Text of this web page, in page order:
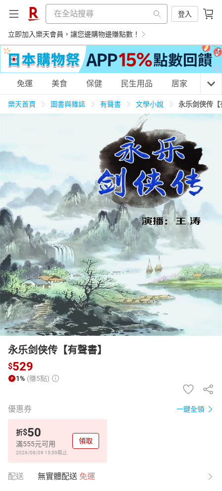
登入
立即加入樂天會員，讓您邊購物邊賺點數！
購物網分類
養生保健 民生用品
運動休閒 親子玩具
男裝 化妝保養 情趣用品
日本購物 電子/紙本書
HOT
免運 美食 保健 民生用品 居家 3C
樂天首頁 圖書與雜誌 有聲書 文學小說 永乐剑侠传【
永乐剑侠传【有聲書】
$529
1% (賺5點)
優惠券 一鍵全領
折$50
滿555元可用
2026/08/09 15:59截止
領取
配送 無實體配送 免運